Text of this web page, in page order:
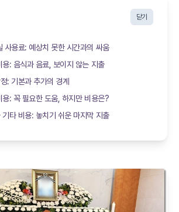
닫기
사용료: 예상치 못한 시간과의 싸움
용: 음식과 음료, 보이지 않는 지출
: 기본과 추가의 경계
용: 꼭 필요한 도움, 하지만 비용은?
기타 비용: 놓치기 쉬운 마지막 지출